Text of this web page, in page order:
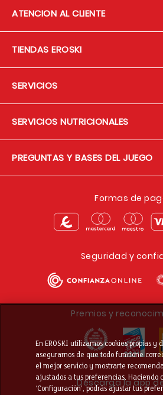
ATENCION AL CLIENTE
TIENDAS EROSKI
SERVICIOS
SERVICIOS NUTRICIONALES
PREGUNTAS Y BASES DEL JUEGO
Formas de
Seguridad y
Premios y
Descarga la app
En EROSKI utilizamos cookies propias y
asegurarnos de que todo funcione
el mejor servicio y mostrarte
ajustados a tus preferencias. Haciendo
‘Configuración’, podrás ajustar tus